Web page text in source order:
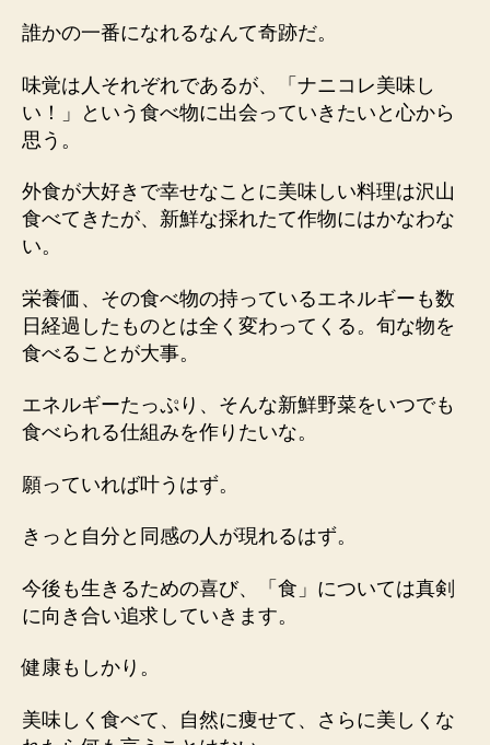
誰かの一番になれるなんて奇跡だ。
味覚は人それぞれであるが、「ナニコレ美味し
い！」という食べ物に出会っていきたいと心から
思う。
外食が大好きで幸せなことに美味しい料理は沢山
食べてきたが、新鮮な採れたて作物にはかなわな
い。
栄養価、その食べ物の持っているエネルギーも数
日経過したものとは全く変わってくる。旬な物を
食べることが大事。
エネルギーたっぷり、そんな新鮮野菜をいつでも
食べられる仕組みを作りたいな。
願っていれば叶うはず。
きっと自分と同感の人が現れるはず。
今後も生きるための喜び、「食」については真剣
に向き合い追求していきます。
健康もしかり。
美味しく食べて、自然に痩せて、さらに美しくな